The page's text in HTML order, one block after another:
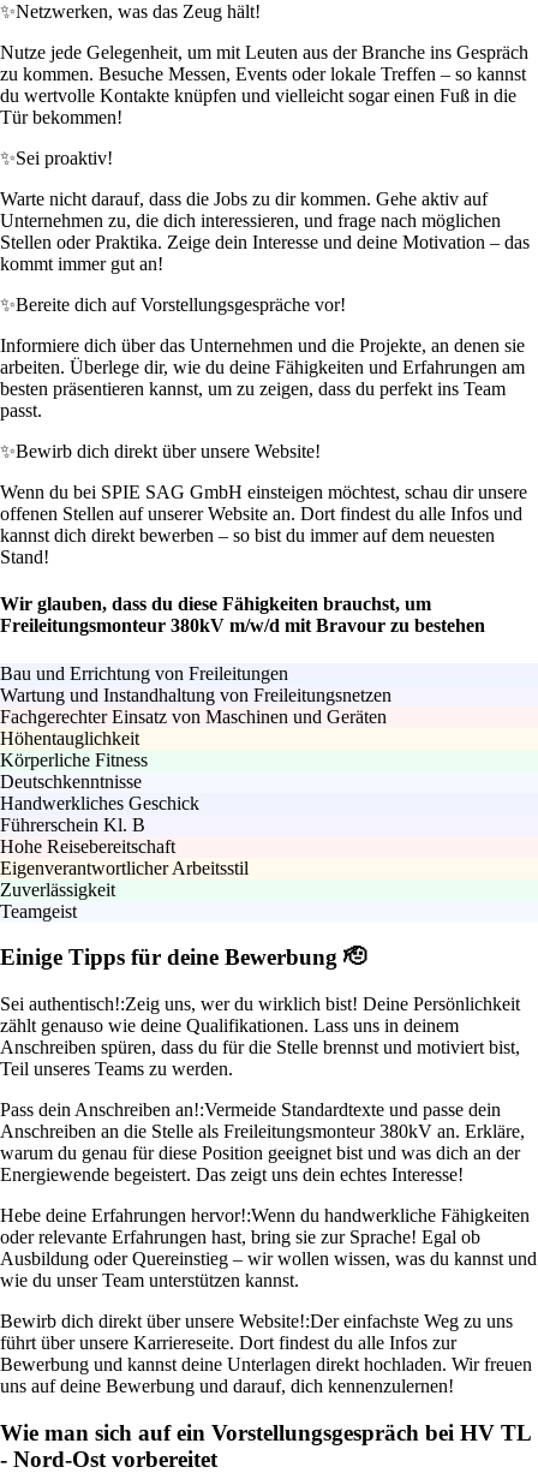
✨Netzwerken, was das Zeug hält!
Nutze jede Gelegenheit, um mit Leuten aus der Branche ins Gespräch
zu kommen. Besuche Messen, Events oder lokale Treffen – so kannst
du wertvolle Kontakte knüpfen und vielleicht sogar einen Fuß in die
Tür bekommen!
✨Sei proaktiv!
Warte nicht darauf, dass die Jobs zu dir kommen. Gehe aktiv auf
Unternehmen zu, die dich interessieren, und frage nach möglichen
Stellen oder Praktika. Zeige dein Interesse und deine Motivation – das
kommt immer gut an!
✨Bereite dich auf Vorstellungsgespräche vor!
Informiere dich über das Unternehmen und die Projekte, an denen sie
arbeiten. Überlege dir, wie du deine Fähigkeiten und Erfahrungen am
besten präsentieren kannst, um zu zeigen, dass du perfekt ins Team
passt.
✨Bewirb dich direkt über unsere Website!
Wenn du bei SPIE SAG GmbH einsteigen möchtest, schau dir unsere
offenen Stellen auf unserer Website an. Dort findest du alle Infos und
kannst dich direkt bewerben – so bist du immer auf dem neuesten
Stand!
Wir glauben, dass du diese Fähigkeiten brauchst, um
Freileitungsmonteur 380kV m/w/d mit Bravour zu bestehen
Bau und Errichtung von Freileitungen
Wartung und Instandhaltung von Freileitungsnetzen
Fachgerechter Einsatz von Maschinen und Geräten
Höhentauglichkeit
Körperliche Fitness
Deutschkenntnisse
Handwerkliches Geschick
Führerschein Kl. B
Hohe Reisebereitschaft
Eigenverantwortlicher Arbeitsstil
Zuverlässigkeit
Teamgeist
Einige Tipps für deine Bewerbung 🫡
Sei authentisch!:Zeig uns, wer du wirklich bist! Deine Persönlichkeit
zählt genauso wie deine Qualifikationen. Lass uns in deinem
Anschreiben spüren, dass du für die Stelle brennst und motiviert bist,
Teil unseres Teams zu werden.
Pass dein Anschreiben an!:Vermeide Standardtexte und passe dein
Anschreiben an die Stelle als Freileitungsmonteur 380kV an. Erkläre,
warum du genau für diese Position geeignet bist und was dich an der
Energiewende begeistert. Das zeigt uns dein echtes Interesse!
Hebe deine Erfahrungen hervor!:Wenn du handwerkliche Fähigkeiten
oder relevante Erfahrungen hast, bring sie zur Sprache! Egal ob
Ausbildung oder Quereinstieg – wir wollen wissen, was du kannst und
wie du unser Team unterstützen kannst.
Bewirb dich direkt über unsere Website!:Der einfachste Weg zu uns
führt über unsere Karriereseite. Dort findest du alle Infos zur
Bewerbung und kannst deine Unterlagen direkt hochladen. Wir freuen
uns auf deine Bewerbung und darauf, dich kennenzulernen!
Wie man sich auf ein Vorstellungsgespräch bei HV TL
- Nord-Ost vorbereitet